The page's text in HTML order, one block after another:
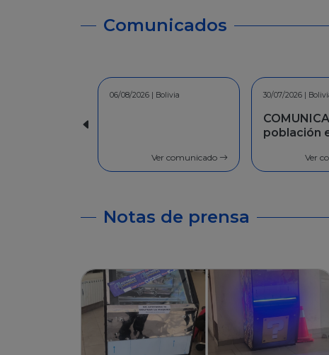
Comunicados
30/07/2026 | Bolivia
Ver comunicado
30/06/2026 |
Ver
Notas de prensa